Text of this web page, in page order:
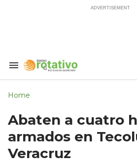
Search
Home
Abaten a cuatro
armados en
Veracruz